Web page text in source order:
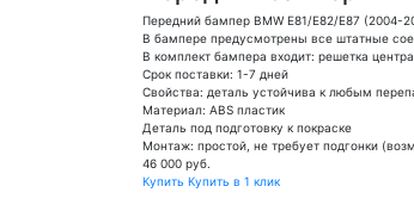
Передний бампер BMW E81/E82/E87 (2004-
В бампере предусмотрены все штатные
В комплект бампера входит: решетка
Срок поставки: 1-7 дней
Свойства: деталь устойчива к любым
Материал: ABS пластик
Деталь под подготовку к покраске
Монтаж: простой, не требует подгонки
46 000 руб.
Купить Купить в 1 клик